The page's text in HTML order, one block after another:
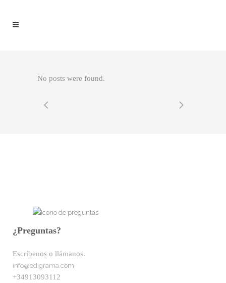
No posts were found.
¿Preguntas?
Escríbenos o llámanos.
info@edigrama.com
+34913093112